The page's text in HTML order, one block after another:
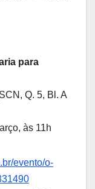
para
Q. 5, Bl. A
às 11h
evento/o-